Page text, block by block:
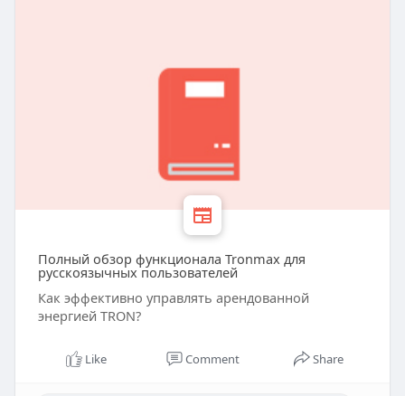
Полный обзор функционала Tronmax для
русскоязычных пользователей
Как эффективно управлять арендованной
энергией TRON?
Like Comment Share